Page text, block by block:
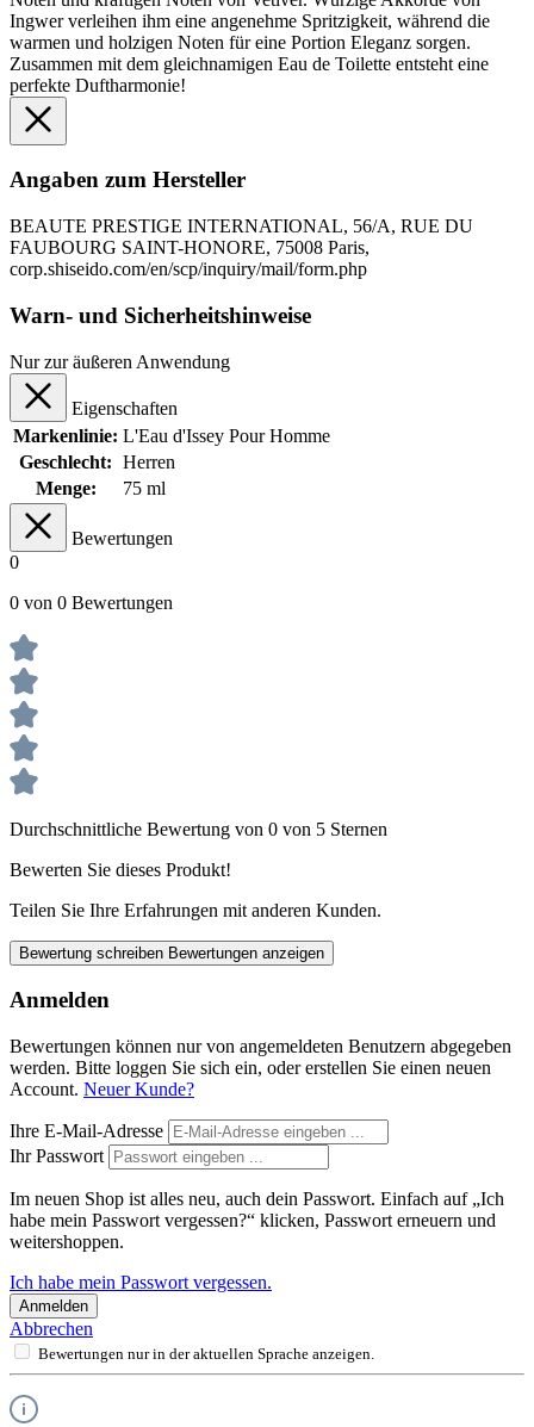
Ingwer verleihen ihm eine angenehme Spritzigkeit, während die
warmen und holzigen Noten für eine Portion Eleganz sorgen.
Zusammen mit dem gleichnamigen Eau de Toilette entsteht eine
perfekte Duftharmonie!
Angaben zum Hersteller
BEAUTE PRESTIGE INTERNATIONAL, 56/A, RUE DU
FAUBOURG SAINT-HONORE, 75008 Paris,
corp.shiseido.com/en/scp/inquiry/mail/form.php
Warn- und Sicherheitshinweise
Nur zur äußeren Anwendung
Eigenschaften
Markenlinie: L'Eau d'Issey Pour Homme
Geschlecht: Herren
Menge:
75 ml
Bewertungen
0
0 von 0 Bewertungen
Durchschnittliche Bewertung von 0 von 5 Sternen
Bewerten Sie dieses Produkt!
Teilen Sie Ihre Erfahrungen mit anderen Kunden.
Bewertung schreiben Bewertungen anzeigen
Anmelden
Bewertungen können nur von angemeldeten Benutzern abgegeben
werden. Bitte loggen Sie sich ein, oder erstellen Sie einen neuen
Account. Neuer Kunde?
Ihre E-Mail-Adresse
Ihr Passwort
Im neuen Shop ist alles neu, auch dein Passwort. Einfach auf „Ich
habe mein Passwort vergessen?“ klicken, Passwort erneuern und
weitershoppen.
Ich habe mein Passwort vergessen.
Anmelden
Abbrechen
Bewertungen nur in der aktuellen Sprache anzeigen.